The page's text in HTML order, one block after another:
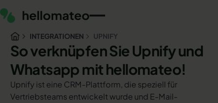
INTEGRATIONEN UPNIFY
So verknüpfen Sie Upnify und
Whatsapp mit hellomateo!
Upnify ist eine CRM-Plattform, die speziell für
Vertriebsteams entwickelt wurde und E-Mail-